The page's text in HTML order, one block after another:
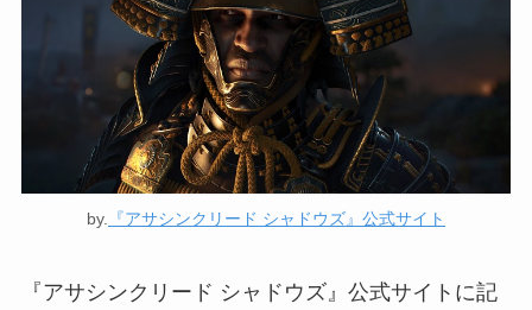
by. 『アサシンクリード シャドウズ』公式サイト
『アサシンクリード シャドウズ』公式サイトに記